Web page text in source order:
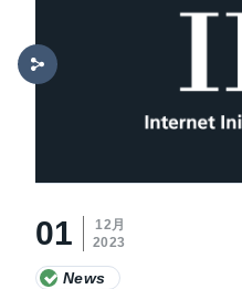
01
12月
2023
News